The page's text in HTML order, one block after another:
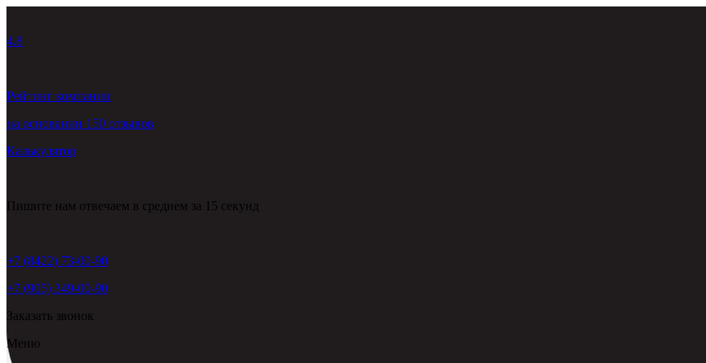
4.8
Рейтинг компании
на основании 150 отзывов
Калькулятор
Пишите нам отвечаем в среднем за 15 секунд
+7 (8422) 73-00-90
+7 (905) 349-00-90
Заказать звонок
Меню